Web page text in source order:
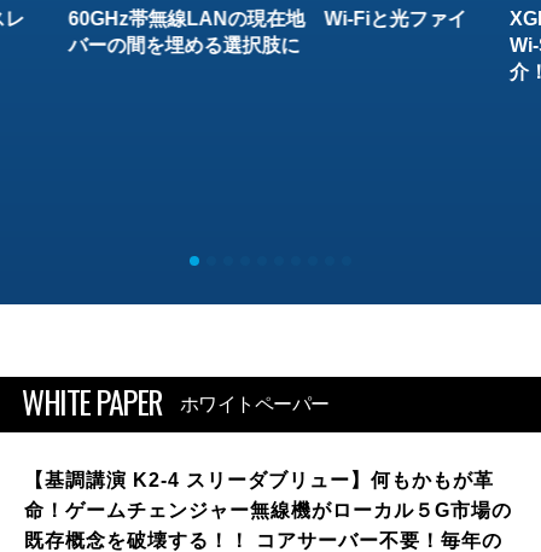
レ
60GHz帯無線LANの現在地 Wi-Fiと光ファイ
バーの間を埋める選択肢に
介
WHITE PAPER ホワイトペーパー
【基調講演 K2-4 スリーダブリュー】何もかもが革
命！ゲームチェンジャー無線機がローカル５G市場の
既存概念を破壊する！！ コアサーバー不要！毎年の